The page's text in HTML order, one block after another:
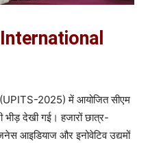
(UPITS-2025) में आयोजित सीएम
भीड़ देखी गई। हजारों छात्र-
आइडियाज और इनोवेटिव उद्यमों